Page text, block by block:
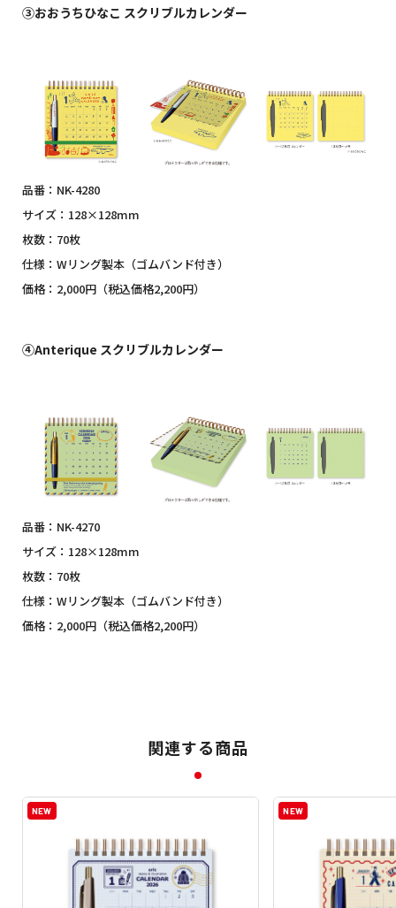
③おおうちひなこ スクリブルカレンダー
品番：NK-4280
サイズ：128×128mm
枚数：70枚
仕様：Wリング製本（ゴムバンド付き）
価格：2,000円（税込価格2,200円）
④Anterique スクリブルカレンダー
品番：NK-4270
サイズ：128×128mm
枚数：70枚
仕様：Wリング製本（ゴムバンド付き）
価格：2,000円（税込価格2,200円）
関連する商品
NEW NEW